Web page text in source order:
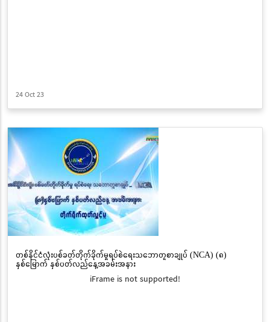
24 Oct 23
တစ်နိုင်ငံလုံးပစ်ခတ်တိုက်ခိုက်မှုရပ်စဲရေးသဘောတူစာချုပ် (NCA) (၈)
နှစ်မြောက် နှစ်ပတ်လည်နေ့အခမ်းအနား
iFrame is not supported!